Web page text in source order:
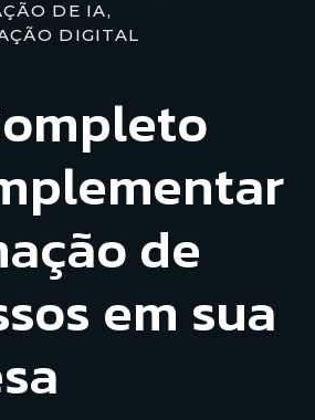
DE IA,
DIGITAL
de
em sua